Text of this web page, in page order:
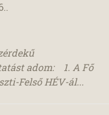
.
adom: 1. A Fő
Felső HÉV-ál...